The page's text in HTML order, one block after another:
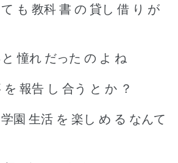
も 教科 書 の 貸し 借 り が
憧れ だった の よ ね
報告 し 合う と か ？
園 生活 を 楽し め る なんて